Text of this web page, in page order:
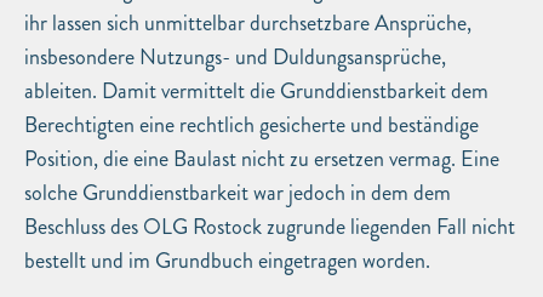
ihr lassen sich unmittelbar durchsetzbare Ansprüche,
insbesondere Nutzungs- und Duldungsansprüche,
ableiten. Damit vermittelt die Grunddienstbarkeit dem
Berechtigten eine rechtlich gesicherte und beständige
Position, die eine Baulast nicht zu ersetzen vermag. Eine
solche Grunddienstbarkeit war jedoch in dem dem
Beschluss des OLG Rostock zugrunde liegenden Fall nicht
bestellt und im Grundbuch eingetragen worden.